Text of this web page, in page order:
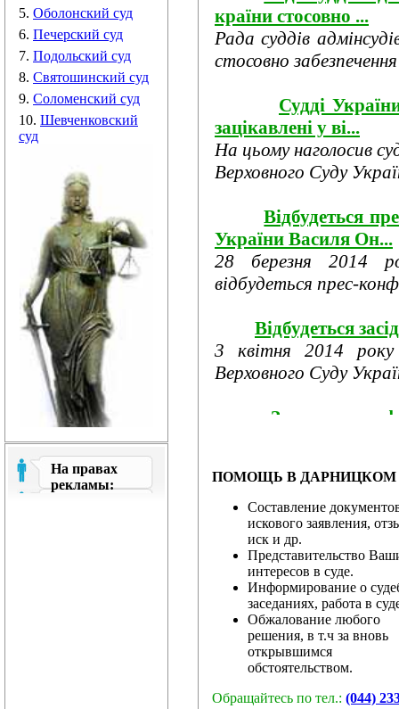
5. Оболонский суд
6. Печерский суд
7. Подольский суд
8. Святошинский суд
9. Соломенский суд
10. Шевченковский
суд
На правах
рекламы:
країни стосовно ...
Рада суддів
стосовно
Судді
зацікавлені у ві...
На цьому наголосив
Верховного Суду
Відбудеться
України Василя Он...
28 березня 2014
відбудеться прес-
Відбудеться
3 квітня 2014
Верховного Суду
Затверджено
про розгляд
Рада суддів
програми заході...
24 березня 2014
господарських судів.
&...
ПОМОЩЬ В ДАРНИЦКОМ
Составление
искового заявления,
иск и др.
Представительство
интересов в суде.
Информирование о
заседаниях, работа в
Обжалование любого
решения, в т.ч за вновь
открывшимся
обстоятельством.
Обращайтесь по тел.: (044)